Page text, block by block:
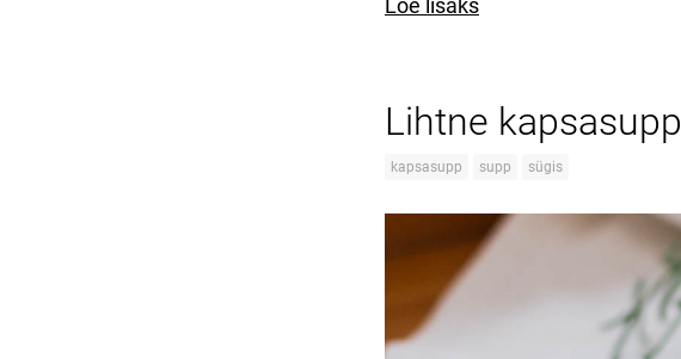
Loe lisaks
Lihtne kapsasupp
kapsasupp supp sügis